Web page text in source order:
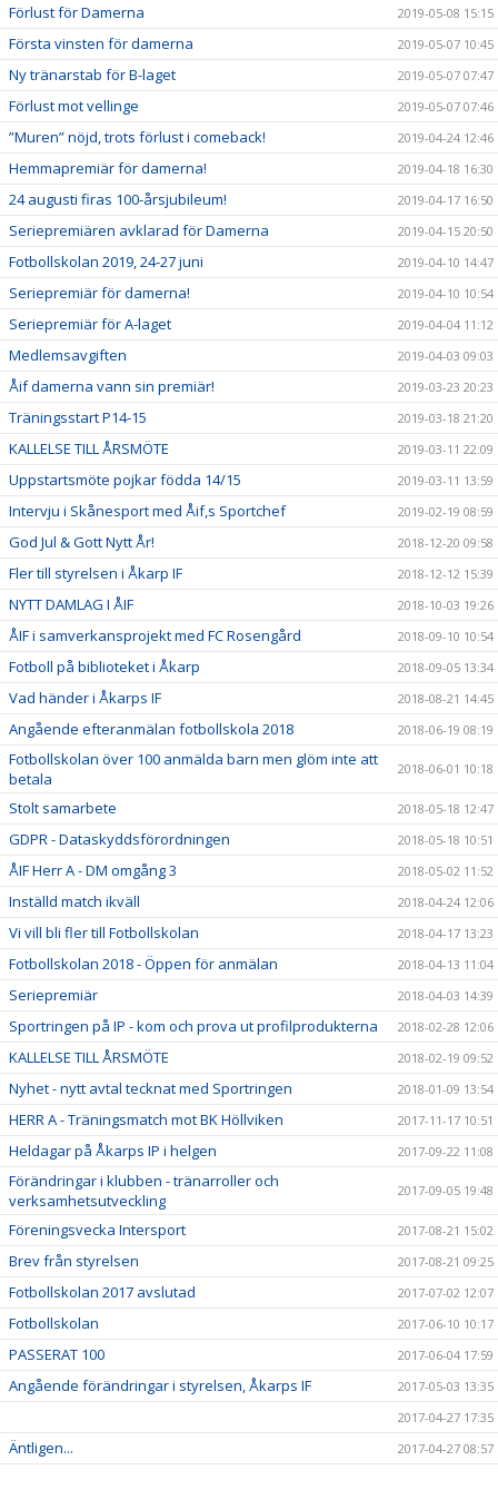
Förlust för Damerna 2019-05-08 15:15
Första vinsten för damerna 2019-05-07 10:45
Ny tränarstab för B-laget 2019-05-07 07:47
Förlust mot vellinge 2019-05-07 07:46
”Muren” nöjd, trots förlust i comeback! 2019-04-24 12:46
Hemmapremiär för damerna! 2019-04-18 16:30
24 augusti firas 100-årsjubileum! 2019-04-17 16:50
Seriepremiären avklarad för Damerna 2019-04-15 20:50
Fotbollskolan 2019, 24-27 juni 2019-04-10 14:47
Seriepremiär för damerna! 2019-04-10 10:54
Seriepremiär för A-laget 2019-04-04 11:12
Medlemsavgiften 2019-04-03 09:03
Åif damerna vann sin premiär! 2019-03-23 20:23
Träningsstart P14-15 2019-03-18 21:20
KALLELSE TILL ÅRSMÖTE 2019-03-11 22:09
Uppstartsmöte pojkar födda 14/15 2019-03-11 13:59
Intervju i Skånesport med Åif,s Sportchef 2019-02-19 08:59
God Jul & Gott Nytt År! 2018-12-20 09:58
Fler till styrelsen i Åkarp IF 2018-12-12 15:39
NYTT DAMLAG I ÅIF 2018-10-03 19:26
ÅIF i samverkansprojekt med FC Rosengård 2018-09-10 10:54
Fotboll på biblioteket i Åkarp 2018-09-05 13:34
Vad händer i Åkarps IF 2018-08-21 14:45
Angående efteranmälan fotbollskola 2018 2018-06-19 08:19
Fotbollskolan över 100 anmälda barn men glöm inte att
betala
2018-06-01 10:18
Stolt samarbete 2018-05-18 12:47
GDPR - Dataskyddsförordningen 2018-05-18 10:51
ÅIF Herr A - DM omgång 3 2018-05-02 11:52
Inställd match ikväll 2018-04-24 12:06
Vi vill bli fler till Fotbollskolan 2018-04-17 13:23
Fotbollskolan 2018 - Öppen för anmälan 2018-04-13 11:04
Seriepremiär 2018-04-03 14:39
Sportringen på IP - kom och prova ut profilprodukterna 2018-02-28 12:06
KALLELSE TILL ÅRSMÖTE 2018-02-19 09:52
Nyhet - nytt avtal tecknat med Sportringen 2018-01-09 13:54
HERR A - Träningsmatch mot BK Höllviken 2017-11-17 10:51
Heldagar på Åkarps IP i helgen 2017-09-22 11:08
Förändringar i klubben - tränarroller och
verksamhetsutveckling
2017-09-05 19:48
Föreningsvecka Intersport 2017-08-21 15:02
Brev från styrelsen 2017-08-21 09:25
Fotbollskolan 2017 avslutad 2017-07-02 12:07
Fotbollskolan 2017-06-10 10:17
PASSERAT 100 2017-06-04 17:59
Angående förändringar i styrelsen, Åkarps IF
2017-05-03 13:35
2017-04-27 17:35
Äntligen... 2017-04-27 08:57